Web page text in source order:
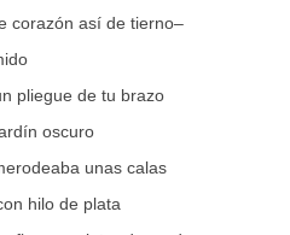
corazón así de tierno–
pliegue de tu brazo
oscuro
unas calas
hilo de plata